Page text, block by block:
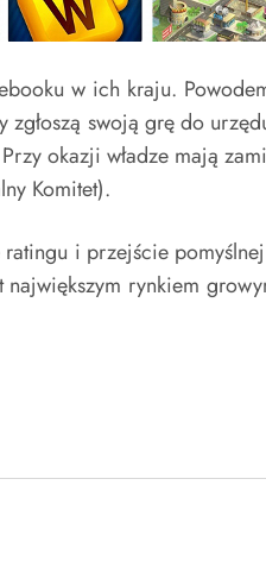
w ich kraju.
swoją grę do
okazji władze mają
Komitet).
i przejście
rynkiem